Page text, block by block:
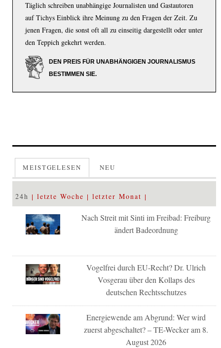
Täglich schreiben unabhängige Journalisten und Gastautoren
auf Tichys Einblick ihre Meinung zu den Fragen der Zeit. Zu
jenen Fragen, die sonst oft all zu einseitig dargestellt oder unter
den Teppich gekehrt werden.
DEN PREIS FÜR UNABHÄNGIGEN JOURNALISMUS
BESTIMMEN SIE.
MEISTGELESEN NEU
24h letzte Woche letzter Monat
Nach Streit mit Sinti im Freibad: Freiburg
ändert Badeordnung
Vogelfrei durch EU-Recht? Dr. Ulrich
Vosgerau über den Kollaps des
deutschen Rechtsschutzes
Energiewende am Abgrund: Wer wird
zuerst abgeschaltet? – TE-Wecker am 8.
August 2026